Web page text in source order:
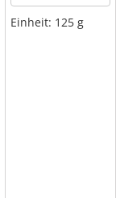
Einheit: 125 g